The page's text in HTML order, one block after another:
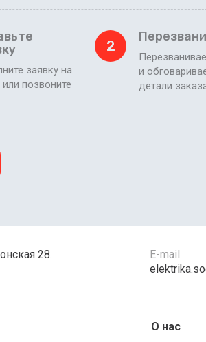
заявку на
или позвоните
2
и
детали
28.
E-mail
О нас